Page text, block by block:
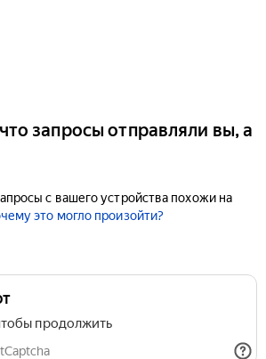
запросы отправляли вы, а
с вашего устройства похожи на
это могло произойти?
продолжить